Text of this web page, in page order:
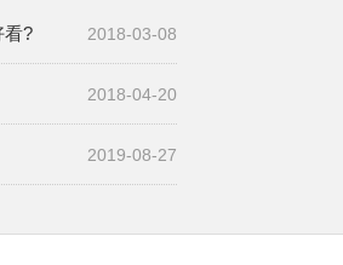
看? 2018-03-08
2018-04-20
2019-08-27